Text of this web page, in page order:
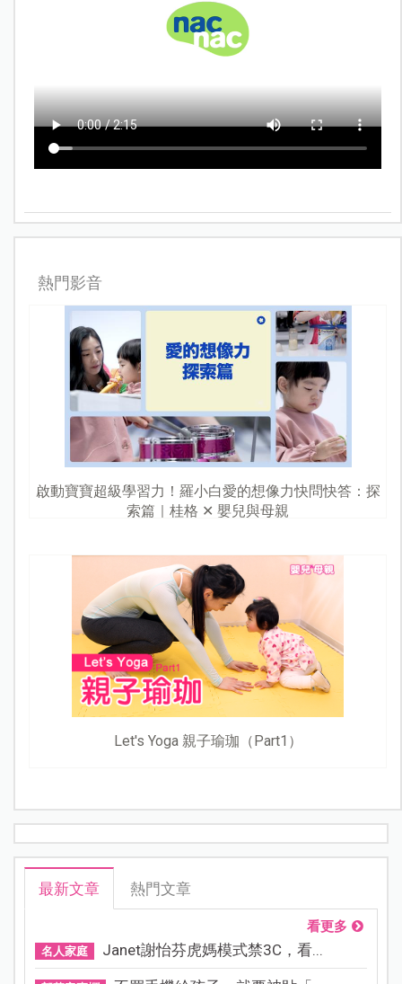
熱門影音
啟動寶寶超級學習力！羅小白愛的想像力快問快答：探
索篇｜桂格 ✕ 嬰兒與母親
Let's Yoga 親子瑜珈（Part1）
最新文章 熱門文章
看更多
名人家庭 Janet謝怡芬虎媽模式禁3C，看...